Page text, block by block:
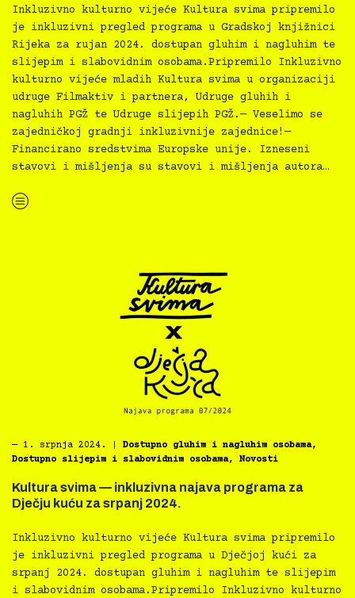
Inkluzivno kulturno vijeće Kultura svima pripremilo
je inkluzivni pregled programa u Gradskoj knjižnici
Rijeka za rujan 2024. dostupan gluhim i nagluhim te
slijepim i slabovidnim osobama.Pripremilo Inkluzivno
kulturno vijeće mladih Kultura svima u organizaciji
udruge Filmaktiv i partnera, Udruge gluhih i
nagluhih PGŽ te Udruge slijepih PGŽ.— Veselimo se
zajedničkoj gradnji inkluzivnije zajednice!—
Financirano sredstvima Europske unije. Izneseni
stavovi i mišljenja su stavovi i mišljenja autora…
“Kultura svima — inkluzivna najava programa GKR za rujan 2024.”
― 1. srpnja 2024. Dostupno gluhim i nagluhim osobama,
Dostupno slijepim i slabovidnim osobama, Novosti
Kultura svima — inkluzivna najava programa za
Dječju kuću za srpanj 2024.
Inkluzivno kulturno vijeće Kultura svima pripremilo
je inkluzivni pregled programa u Dječjoj kući za
srpanj 2024. dostupan gluhim i nagluhim te slijepim
i slabovidnim osobama.Pripremilo Inkluzivno kulturno